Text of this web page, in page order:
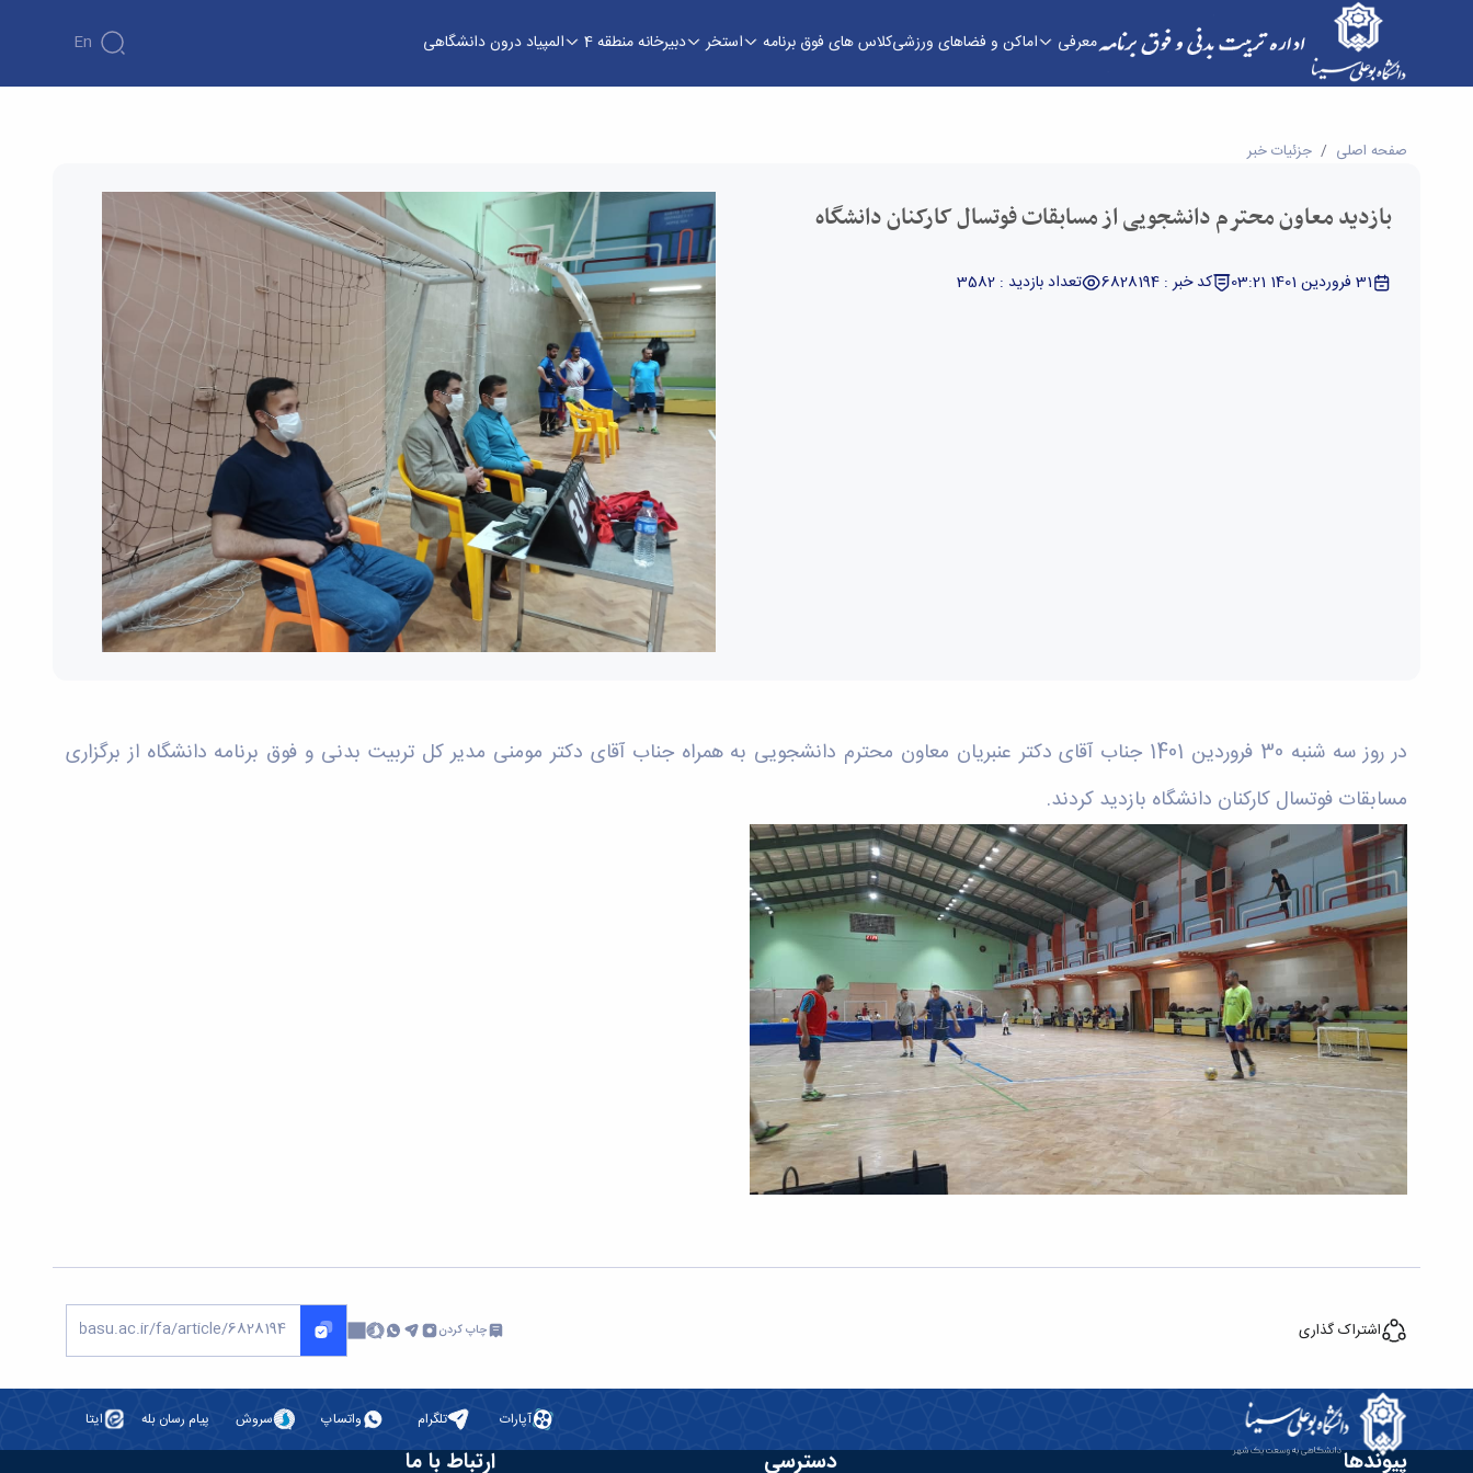
معرفی اماکن و فضاهای ورزشیکلاس های فوق برنامه استخر دبیرخانه منطقه 4 المپیاد درون دانشگاهی En
بازدید معاون محترم دانشجویی از مسابقات فوتسال کارکنان دانشگاه - اداره تربیت بدنی
صفحه اصلی جزئیات خبر
بازدید معاون محترم دانشجویی از مسابقات فوتسال کارکنان دانشگاه
31 فروردین 1401 03:21 کد خبر : 6828194 تعداد بازدید : 3582
در روز سه شنبه 30 فروردین 1401 جناب آقای دکتر عنبریان معاون محترم دانشجویی به همراه جناب آقای دکتر مومنی مدیر کل تربیت بدنی و فوق برنامه دانشگاه از برگزاری
مسابقات فوتسال کارکنان دانشگاه بازدید کردند.
اشتراک گذاری چاپ کردن
آپارات تلگرام واتساپ سروش پیام رسان بله ایتا
پیوندها دسترسی ارتباط با ما